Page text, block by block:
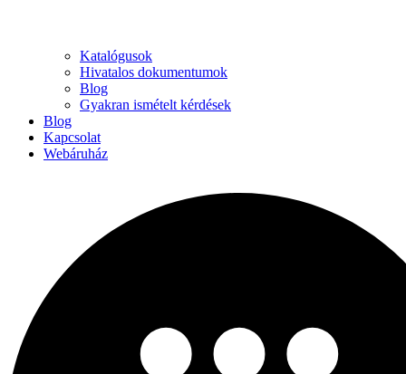
Katalógusok
Hivatalos dokumentumok
Blog
Gyakran ismételt kérdések
Blog
Kapcsolat
Webáruház